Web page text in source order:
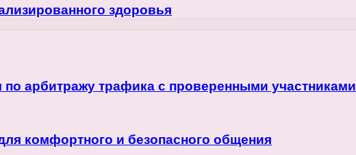
здоровья
арбитражу трафика с проверенными участниками
комфортного и безопасного общения